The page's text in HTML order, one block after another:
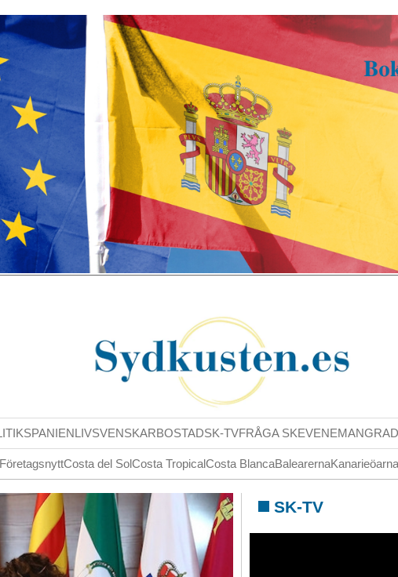
SPANIENLIVSVENSKARBOSTADSK-TVFRÅGA SKEVENEMANG
FöretagsnyttCosta del SolCosta TropicalCosta BlancaBalearerna
SK-TV